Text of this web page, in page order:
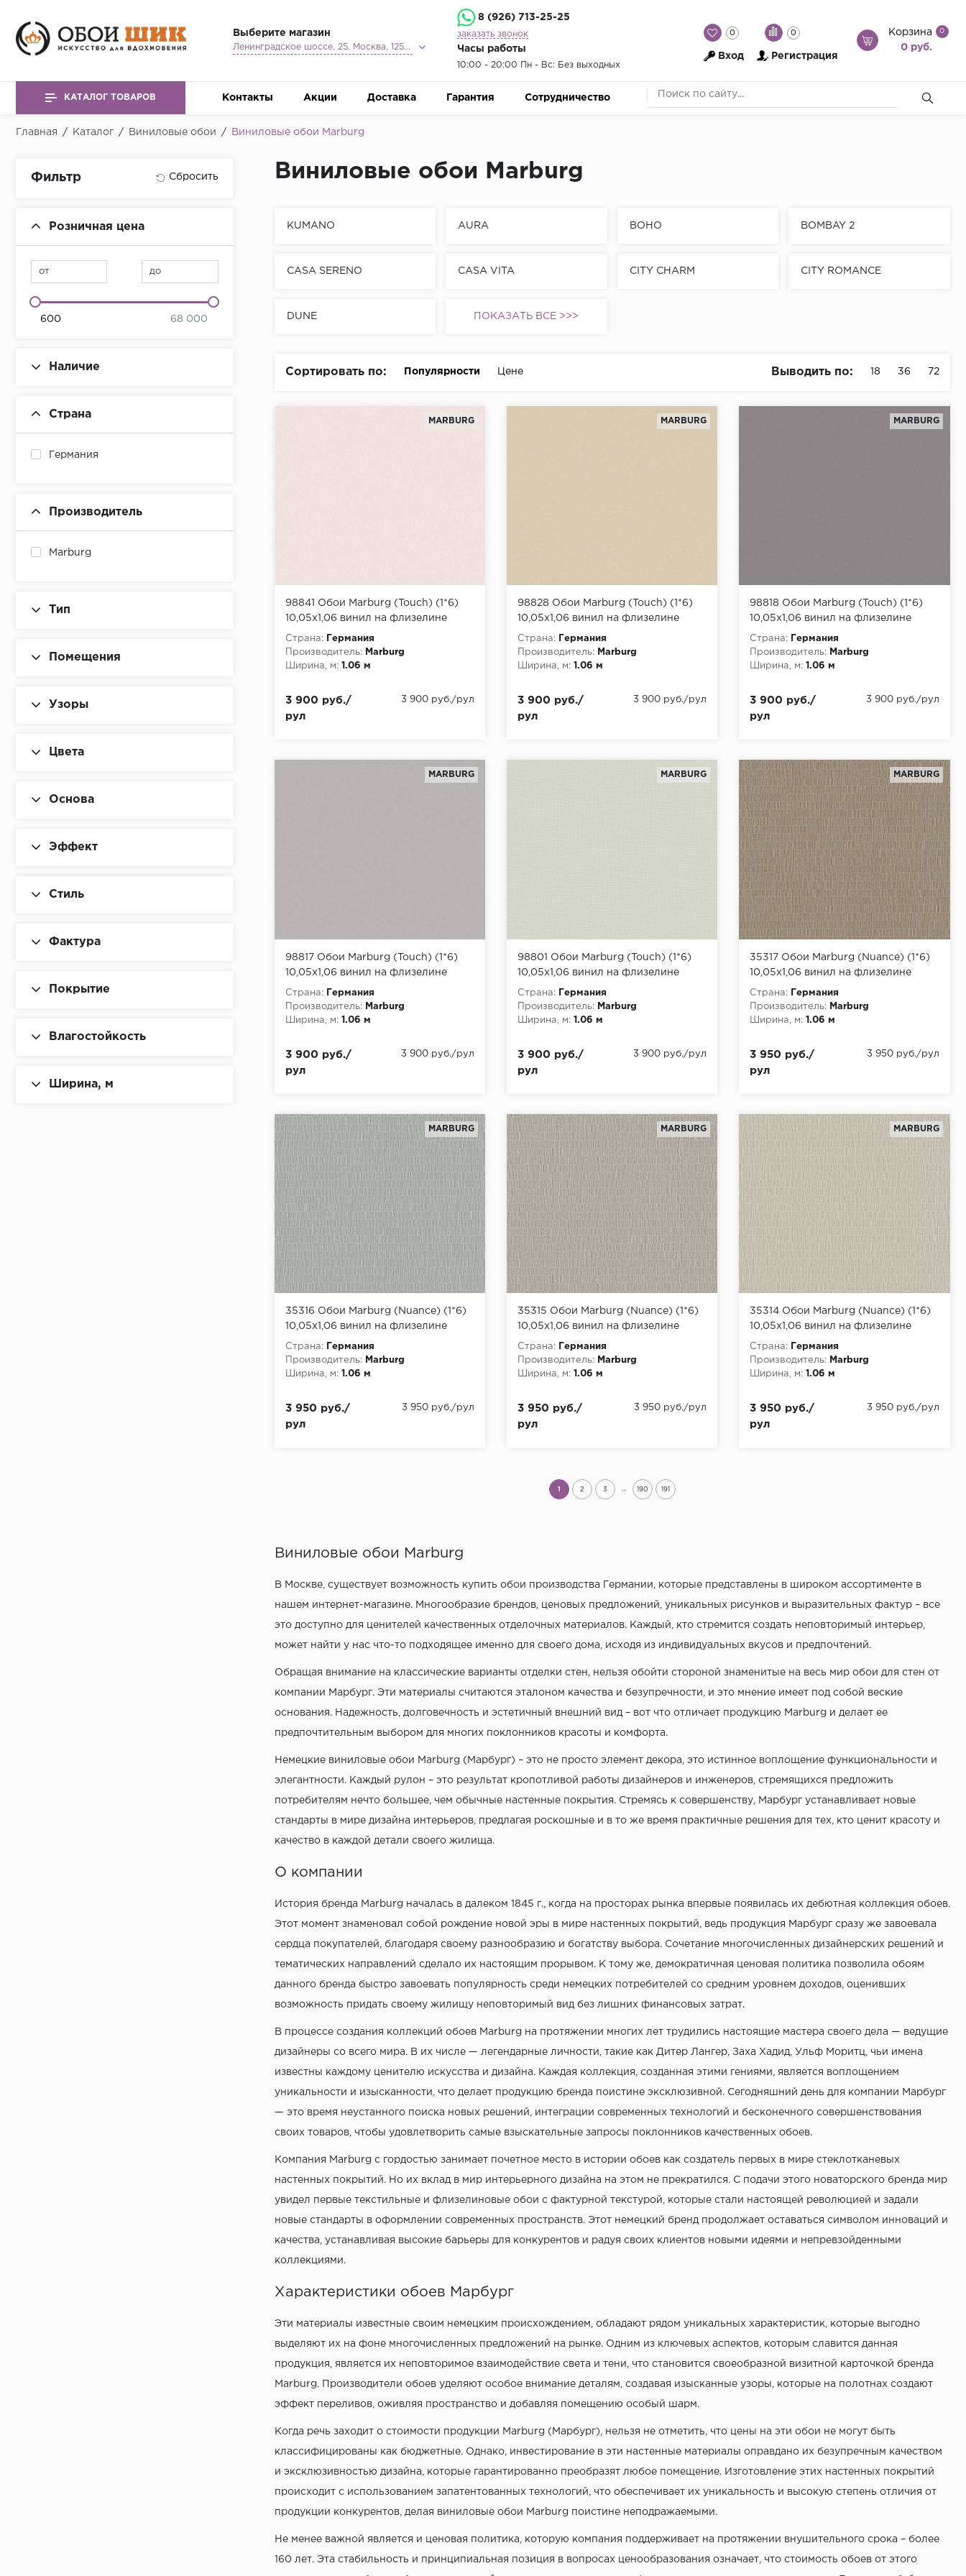
Выберите магазин
Ленинградское шоссе, 25, Москва, 125212
8 (926) 713-25-25
заказать звонок
Часы работы
10:00 - 20:00 Пн - Вс: Без выходных
0 0
Вход Регистрация
Корзина 0
0 руб.
КАТАЛОГ ТОВАРОВ Контакты Акции Доставка Гарантия Сотрудничество
Главная / Каталог / Виниловые обои / Виниловые обои Marburg
Фильтр
Розничная цена
от до
600 68 000
Наличие
Страна
Германия
Производитель
Marburg
Тип
Помещения
Узоры
Цвета
Основа
Эффект
Стиль
Фактура
Покрытие
Влагостойкость
Ширина, м
Виниловые обои Marburg
KUMANO AURA BOHO BOMBAY 2
CASA SERENO CASA VITA CITY CHARM CITY ROMANCE
DUNE ПОКАЗАТЬ ВСЕ >>>
Сортировать по: Популярности Цене Выводить по: 18 36 72
MARBURG
98841 Обои Marburg (Touch) (1*6)
10,05x1,06 винил на флизелине
Страна:
Германия
Производитель:
Marburg
Ширина, м:
1.06 м
3 900 руб./
рул
3 900 руб./рул
MARBURG
98828 Обои Marburg (Touch) (1*6)
10,05x1,06 винил на флизелине
Страна:
Германия
Производитель:
Marburg
Ширина, м:
1.06 м
3 900 руб./
рул
3 900 руб./рул
MARBURG
98818 Обои Marburg (Touch) (1*6)
10,05x1,06 винил на флизелине
Страна:
Германия
Производитель:
Marburg
Ширина, м:
1.06 м
3 900 руб./
рул
3 900 руб./рул
MARBURG
98817 Обои Marburg (Touch) (1*6)
10,05x1,06 винил на флизелине
Страна:
Германия
Производитель:
Marburg
Ширина, м: 1.06 м
3 900 руб./
рул
3 900 руб./рул
MARBURG
98801 Обои Marburg (Touch) (1*6)
10,05x1,06 винил на флизелине
Страна:
Германия
Производитель:
Marburg
Ширина, м: 1.06 м
3 900 руб./
рул
3 900 руб./рул
MARBURG
35317 Обои Marburg (Nuance) (1*6)
10,05x1,06 винил на флизелине
Страна:
Германия
Производитель:
Marburg
Ширина, м: 1.06 м
3 950 руб./
рул
3 950 руб./рул
MARBURG
35316 Обои Marburg (Nuance) (1*6)
10,05x1,06 винил на флизелине
Страна:
Германия
Производитель:
Marburg
Ширина, м: 1.06 м
3 950 руб./
рул
3 950 руб./рул
MARBURG
35315 Обои Marburg (Nuance) (1*6)
10,05x1,06 винил на флизелине
Страна:
Германия
Производитель:
Marburg
Ширина, м: 1.06 м
3 950 руб./
рул
3 950 руб./рул
MARBURG
35314 Обои Marburg (Nuance) (1*6)
10,05x1,06 винил на флизелине
Страна:
Германия
Производитель:
Marburg
Ширина, м: 1.06 м
3 950 руб./
рул
3 950 руб./рул
1 2 3 190 191
Виниловые обои Marburg
В Москве, существует возможность купить обои производства Германии, которые представлены в широком ассортименте в
нашем интернет-магазине. Многообразие брендов, ценовых предложений, уникальных рисунков и выразительных фактур – все
это доступно для ценителей качественных отделочных материалов. Каждый, кто стремится создать неповторимый интерьер,
может найти у нас что-то подходящее именно для своего дома, исходя из индивидуальных вкусов и предпочтений.
Обращая внимание на классические варианты отделки стен, нельзя обойти стороной знаменитые на весь мир обои для стен от
компании Марбург. Эти материалы считаются эталоном качества и безупречности, и это мнение имеет под собой веские
основания. Надежность, долговечность и эстетичный внешний вид – вот что отличает продукцию Marburg и делает ее
предпочтительным выбором для многих поклонников красоты и комфорта.
Немецкие виниловые обои Marburg (Марбург) – это не просто элемент декора, это истинное воплощение функциональности и
элегантности. Каждый рулон – это результат кропотливой работы дизайнеров и инженеров, стремящихся предложить
потребителям нечто большее, чем обычные настенные покрытия. Стремясь к совершенству, Марбург устанавливает новые
стандарты в мире дизайна интерьеров, предлагая роскошные и в то же время практичные решения для тех, кто ценит красоту и
качество в каждой детали своего жилища.
О компании
История бренда Marburg началась в далеком 1845 г., когда на просторах рынка впервые появилась их дебютная коллекция обоев.
Этот момент знаменовал собой рождение новой эры в мире настенных покрытий, ведь продукция Марбург сразу же завоевала
сердца покупателей, благодаря своему разнообразию и богатству выбора. Сочетание многочисленных дизайнерских решений и
тематических направлений сделало их настоящим прорывом. К тому же, демократичная ценовая политика позволила обоям
данного бренда быстро завоевать популярность среди немецких потребителей со средним уровнем доходов, оценивших
возможность придать своему жилищу неповторимый вид без лишних финансовых затрат.
В процессе создания коллекций обоев Marburg на протяжении многих лет трудились настоящие мастера своего дела — ведущие
дизайнеры со всего мира. В их числе — легендарные личности, такие как Дитер Лангер, Заха Хадид, Ульф Моритц, чьи имена
известны каждому ценителю искусства и дизайна. Каждая коллекция, созданная этими гениями, является воплощением
уникальности и изысканности, что делает продукцию бренда поистине эксклюзивной. Сегодняшний день для компании Марбург
— это время неустанного поиска новых решений, интеграции современных технологий и бесконечного совершенствования
своих товаров, чтобы удовлетворить самые взыскательные запросы поклонников качественных обоев.
Компания Marburg с гордостью занимает почетное место в истории обоев как создатель первых в мире стеклотканевых
настенных покрытий. Но их вклад в мир интерьерного дизайна на этом не прекратился. С подачи этого новаторского бренда мир
увидел первые текстильные и флизелиновые обои с фактурной текстурой, которые стали настоящей революцией и задали
новые стандарты в оформлении современных пространств. Этот немецкий бренд продолжает оставаться символом инноваций и
качества, устанавливая высокие барьеры для конкурентов и радуя своих клиентов новыми идеями и непревзойденными
коллекциями.
Характеристики обоев Марбург
Эти материалы известные своим немецким происхождением, обладают рядом уникальных характеристик, которые выгодно
выделяют их на фоне многочисленных предложений на рынке. Одним из ключевых аспектов, которым славится данная
продукция, является их неповторимое взаимодействие света и тени, что становится своеобразной визитной карточкой бренда
Marburg. Производители обоев уделяют особое внимание деталям, создавая изысканные узоры, которые на полотнах создают
эффект переливов, оживляя пространство и добавляя помещению особый шарм.
Когда речь заходит о стоимости продукции Marburg (Марбург), нельзя не отметить, что цены на эти обои не могут быть
классифицированы как бюджетные. Однако, инвестирование в эти настенные материалы оправдано их безупречным качеством
и эксклюзивностью дизайна, которые гарантированно преобразят любое помещение. Изготовление этих настенных покрытий
происходит с использованием запатентованных технологий, что обеспечивает их уникальность и высокую степень отличия от
продукции конкурентов, делая виниловые обои Marburg поистине неподражаемыми.
Не менее важной является и ценовая политика, которую компания поддерживает на протяжении внушительного срока – более
160 лет. Эта стабильность и принципиальная позиция в вопросах ценообразования означает, что стоимость обоев от этого